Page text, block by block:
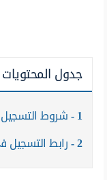
جدول المحتويات
1 شروط
2 رابط التسجيل